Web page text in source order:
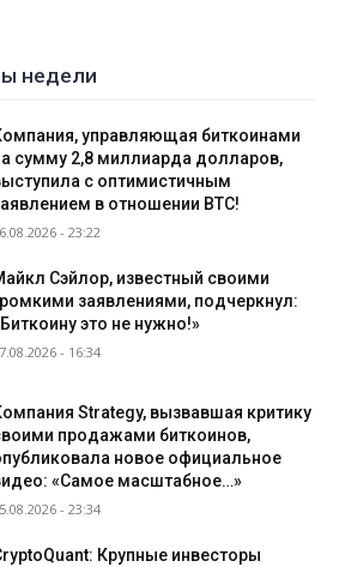
недели
управляющая биткоинами
сумму 2,8 миллиарда долларов,
с оптимистичным
в отношении BTC!
- 23:22
Сэйлор, известный своими
заявлениями, подчеркнул:
это не нужно!»
- 16:34
Strategy, вызвавшая критику
продажами биткоинов,
новое официальное
«Самое масштабное…»
- 23:34
Крупные инвесторы